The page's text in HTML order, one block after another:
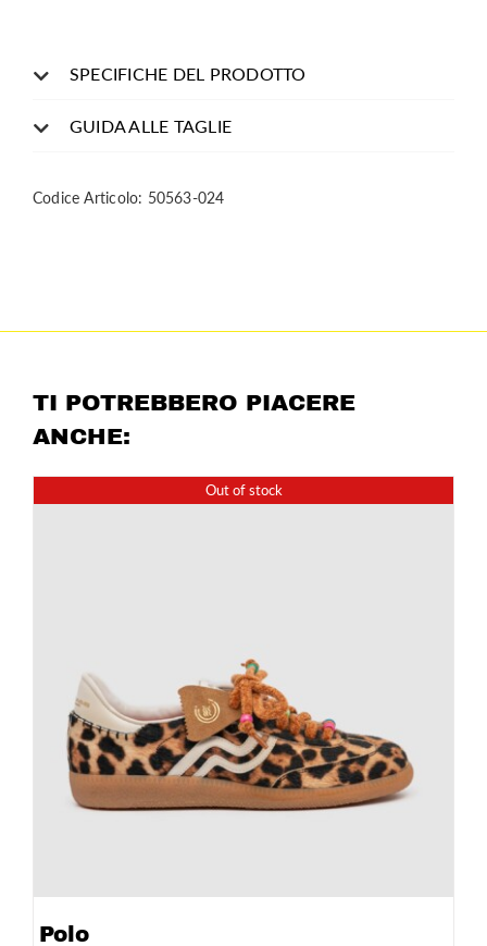
SPECIFICHE DEL PRODOTTO
GUIDA ALLE TAGLIE
Codice Articolo: 50563-024
TI POTREBBERO PIACERE
ANCHE:
Out of stock
Polo